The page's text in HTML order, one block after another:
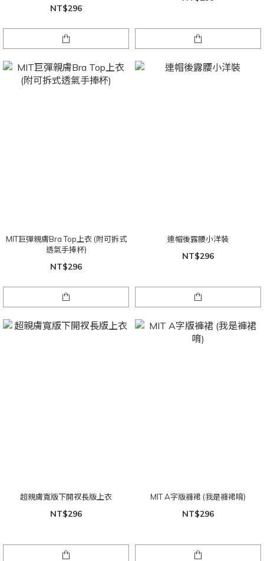
NT$296
MIT巨彈親膚Bra Top上衣 (附可拆式
透氣手捧杯)
NT$296
連帽後露腰小洋裝
NT$296
超親膚寬版下開衩長版上衣
NT$296
MIT A字版褲裙 (我是褲裙唷)
NT$296